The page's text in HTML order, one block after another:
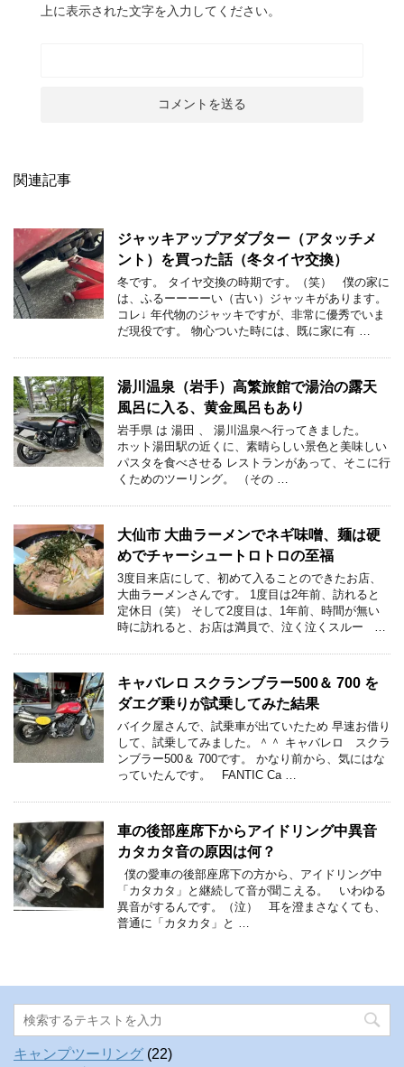
上に表示された文字を入力してください。
関連記事
ジャッキアップアダプター（アタッチメ
ント）を買った話（冬タイヤ交換）
冬です。 タイヤ交換の時期です。（笑） 僕の家に
は、ふるーーーーい（古い）ジャッキがあります。
コレ↓ 年代物のジャッキですが、非常に優秀でいま
だ現役です。 物心ついた時には、既に家に有 …
湯川温泉（岩手）高繁旅館で湯治の露天
風呂に入る、黄金風呂もあり
岩手県 は 湯田 、 湯川温泉へ行ってきました。
ホット湯田駅の近くに、素晴らしい景色と美味しい
パスタを食べさせる レストランがあって、そこに行
くためのツーリング。 （その …
大仙市 大曲ラーメンでネギ味噌、麺は硬
めでチャーシュートロトロの至福
3度目来店にして、初めて入ることのできたお店、
大曲ラーメンさんです。 1度目は2年前、訪れると
定休日（笑） そして2度目は、1年前、時間が無い
時に訪れると、お店は満員で、泣く泣くスルー …
キャバレロ スクランブラー500＆ 700 を
ダエグ乗りが試乗してみた結果
バイク屋さんで、試乗車が出ていたため 早速お借り
して、試乗してみました。＾＾ キャバレロ スクラ
ンブラー500＆ 700です。 かなり前から、気にはな
っていたんです。 FANTIC Ca …
車の後部座席下からアイドリング中異音
カタカタ音の原因は何？
僕の愛車の後部座席下の方から、アイドリング中
「カタカタ」と継続して音が聞こえる。 いわゆる
異音がするんです。（泣） 耳を澄まさなくても、
普通に「カタカタ」と …
キャンプツーリング (22)